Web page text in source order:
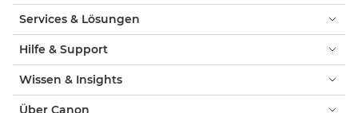
Services & Lösungen
Hilfe & Support
Wissen & Insights
Über Canon